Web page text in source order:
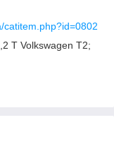
catitem.php?id=0802
Т Volkswagen T2;